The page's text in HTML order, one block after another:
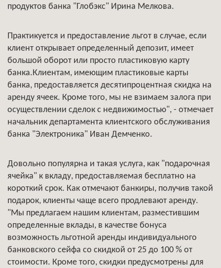
продуктов банка "Глобэкс" Ирина Мелкова.
Практикуется и предоставление льгот в случае, если
клиент открывает определенный депозит, имеет
большой оборот или просто пластиковую карту
банка.Клиентам, имеющим пластиковые карты
банка, предоставляется десятипроцентная скидка на
аренду ячеек. Кроме того, мы не взимаем залога при
осуществлении сделок с недвижимостью", - отмечает
начальник департамента клиентского обслуживания
банка "Электроника" Иван Демченко.
Довольно популярна и такая услуга, как "подарочная
ячейка" к вкладу, предоставляемая бесплатно на
короткий срок. Как отмечают банкиры, получив такой
подарок, клиенты чаще всего продлевают аренду.
"Мы предлагаем нашим клиентам, разместившим
определенные вклады, в качестве бонуса
возможность льготной аренды индивидуального
банковского сейфа со скидкой от 25 до 100 % от
стоимости. Кроме того, скидки предусмотрены для